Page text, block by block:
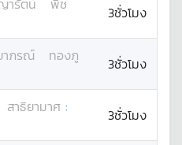
รัตน์
พืช
3ชั่วโมง
าภรณ์
ทองภู
3ชั่วโมง
สาธิยามาศ :
3ชั่วโมง